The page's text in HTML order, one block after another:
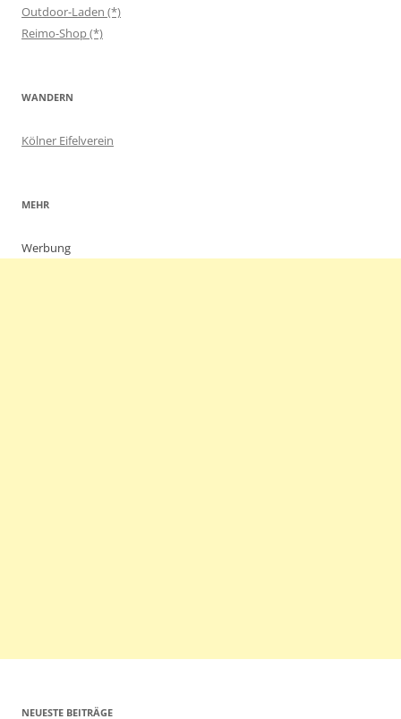
Outdoor-Laden (*)
Reimo-Shop (*)
WANDERN
Kölner Eifelverein
MEHR
Werbung
NEUESTE BEITRÄGE